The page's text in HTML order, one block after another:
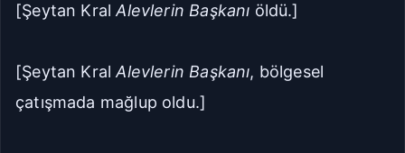
[Şeytan KralAlevlerin Başkanı öldü.]
[Şeytan KralAlevlerin Başkanı, bölgesel
çatışmada mağlup oldu.]